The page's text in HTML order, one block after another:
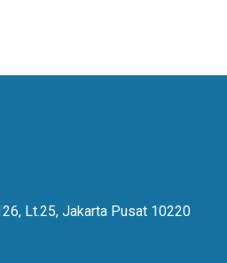
Lt.25, Jakarta Pusat 10220